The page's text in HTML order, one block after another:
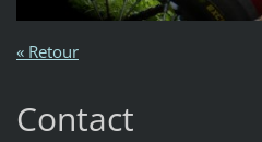
« Retour
Contact